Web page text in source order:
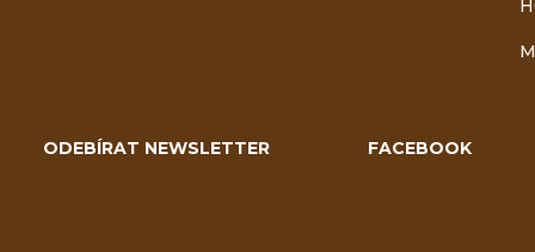
ODEBÍRAT NEWSLETTER FACEBOOK